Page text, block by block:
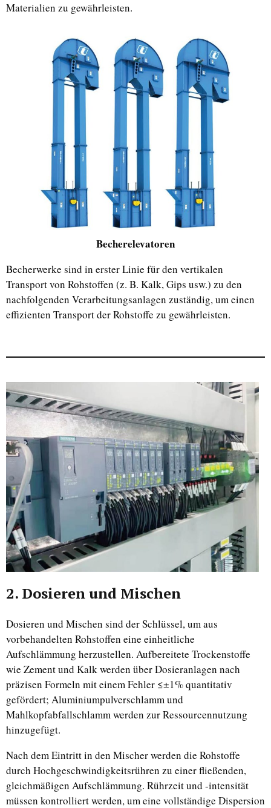
Materialien zu gewährleisten.
Becherelevatoren
Becherwerke sind in erster Linie für den vertikalen
Transport von Rohstoffen (z. B. Kalk, Gips usw.) zu den
nachfolgenden Verarbeitungsanlagen zuständig, um einen
effizienten Transport der Rohstoffe zu gewährleisten.
2. Dosieren und Mischen
Dosieren und Mischen sind der Schlüssel, um aus
vorbehandelten Rohstoffen eine einheitliche
Aufschlämmung herzustellen. Aufbereitete Trockenstoffe
wie Zement und Kalk werden über Dosieranlagen nach
präzisen Formeln mit einem Fehler ≤±1% quantitativ
gefördert; Aluminiumpulverschlamm und
Mahlkopfabfallschlamm werden zur Ressourcennutzung
hinzugefügt.
Nach dem Eintritt in den Mischer werden die Rohstoffe
durch Hochgeschwindigkeitsrühren zu einer fließenden,
gleichmäßigen Aufschlämmung. Rührzeit und -intensität
müssen kontrolliert werden, um eine vollständige Dispersion